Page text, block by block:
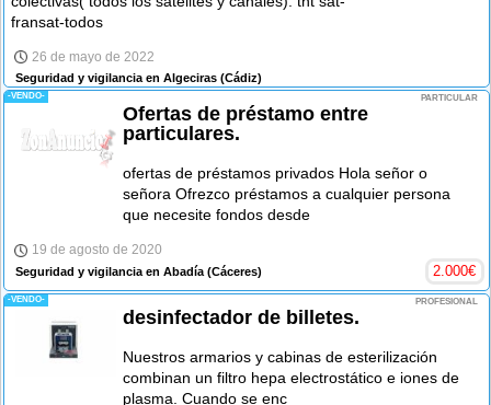
fransat-todos
26 de mayo de 2022
Seguridad y vigilancia en Algeciras (Cádiz)
-VENDO- PARTICULAR
Ofertas de préstamo entre
particulares.
ofertas de préstamos privados Hola señor o
señora Ofrezco préstamos a cualquier persona
que necesite fondos desde
19 de agosto de 2020
Seguridad y vigilancia en Abadía (Cáceres) 2.000€
-VENDO- PROFESIONAL
desinfectador de billetes.
Nuestros armarios y cabinas de esterilización
combinan un filtro hepa electrostático e iones de
plasma. Cuando se enc